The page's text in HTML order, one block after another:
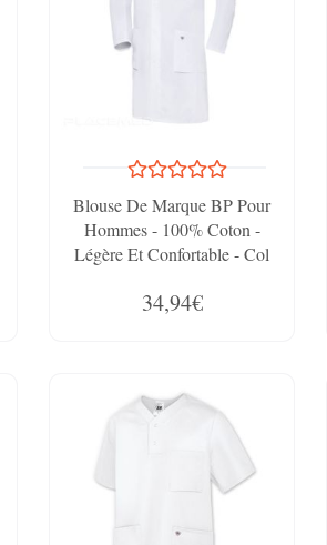
Blouse De Marque BP Pour
Hommes - 100% Coton -
Légère Et Confortable - Col
34,94€